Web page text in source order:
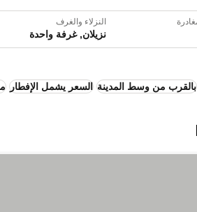
النزلاء والغرف
نزيلان, غرفة واحدة
بالقرب من وسط المدينة السعر يشمل الإفطار